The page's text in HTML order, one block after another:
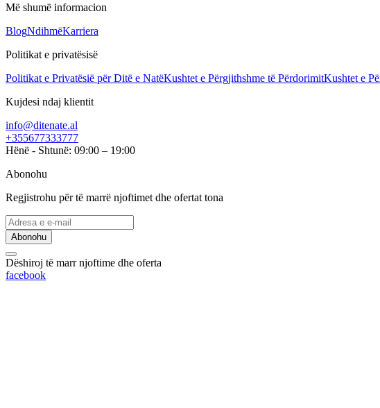
Më shumë informacion
BlogNdihmëKarriera
Politikat e privatësisë
Politikat e Privatësië për Ditë e NatëKushtet e Përgjithshme të PërdorimitKushtet e
Kujdesi ndaj klientit
info@ditenate.al
+355677333777
Hënë - Shtunë: 09:00 – 19:00
Abonohu
Regjistrohu për të marrë njoftimet dhe ofertat tona
Abonohu
Dëshiroj të marr njoftime dhe oferta
facebook